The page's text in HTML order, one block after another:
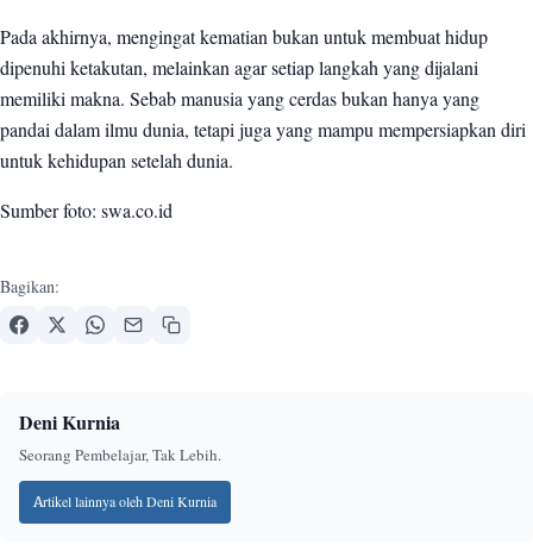
Pada akhirnya, mengingat kematian bukan untuk membuat hidup
dipenuhi ketakutan, melainkan agar setiap langkah yang dijalani
memiliki makna. Sebab manusia yang cerdas bukan hanya yang
pandai dalam ilmu dunia, tetapi juga yang mampu mempersiapkan diri
untuk kehidupan setelah dunia.
Sumber foto: swa.co.id
Bagikan:
Deni Kurnia
Seorang Pembelajar, Tak Lebih.
Artikel lainnya oleh Deni Kurnia